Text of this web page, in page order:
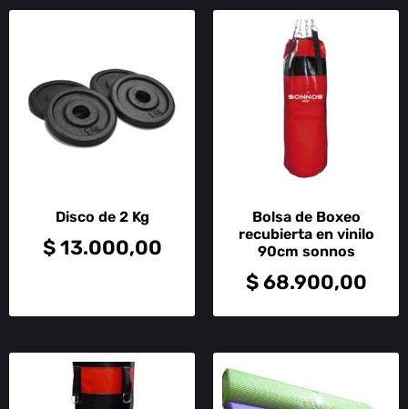
Disco de 2 Kg
$13.000,00
Bolsa de Boxeo
recubierta en vinilo
90cm sonnos
$68.900,00